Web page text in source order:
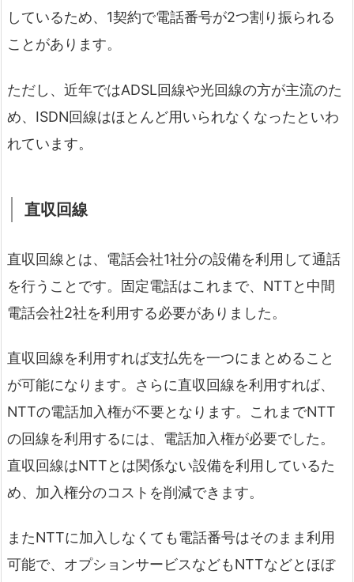
しているため、1契約で電話番号が2つ割り振られる
ことがあります。
ただし、近年ではADSL回線や光回線の方が主流のた
め、ISDN回線はほとんど用いられなくなったといわ
れています。
直収回線
直収回線とは、電話会社1社分の設備を利用して通話
を行うことです。固定電話はこれまで、NTTと中間
電話会社2社を利用する必要がありました。
直収回線を利用すれば支払先を一つにまとめること
が可能になります。さらに直収回線を利用すれば、
NTTの電話加入権が不要となります。これまでNTT
の回線を利用するには、電話加入権が必要でした。
直収回線はNTTとは関係ない設備を利用しているた
め、加入権分のコストを削減できます。
またNTTに加入しなくても電話番号はそのまま利用
可能で、オプションサービスなどもNTTなどとほぼ